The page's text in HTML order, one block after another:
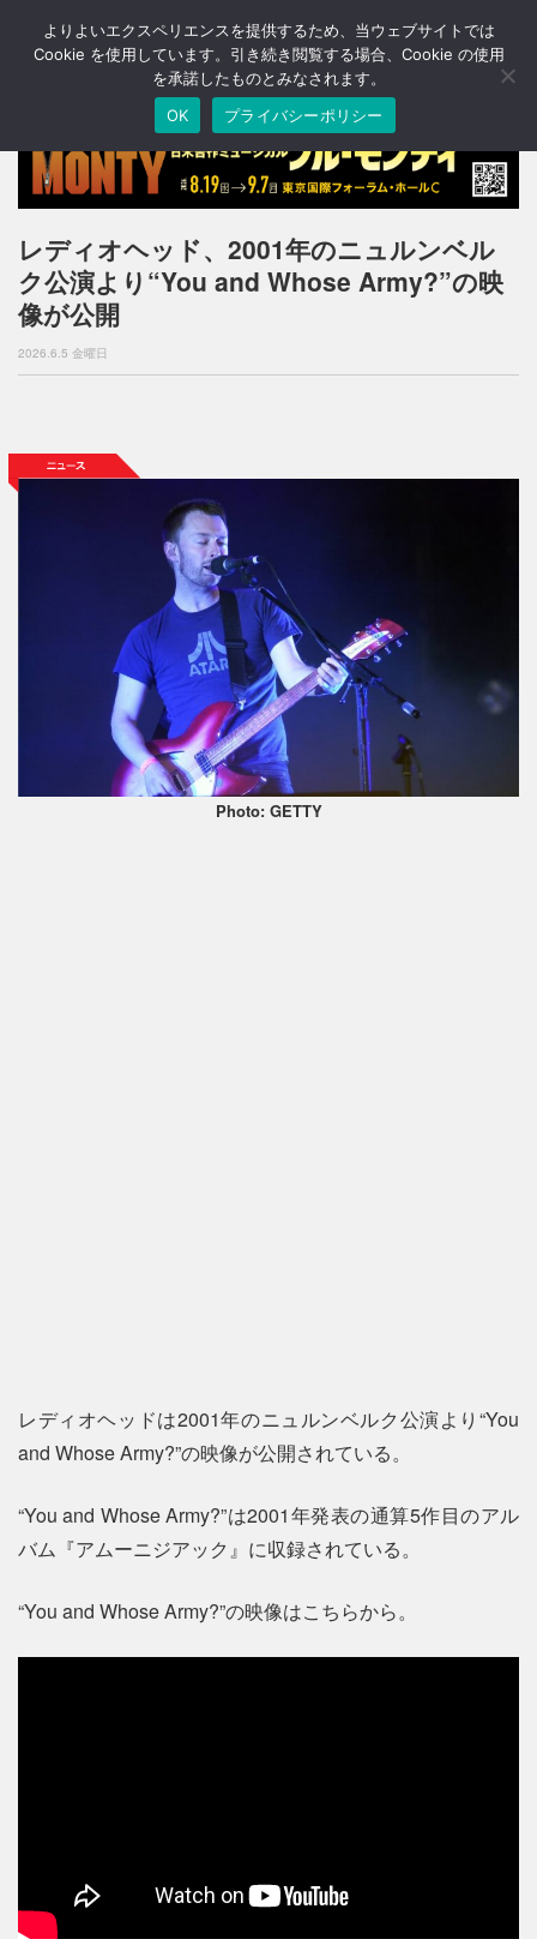
T
o
n
a
v
g
a
n
レディオヘッド、2001年のニュルンベル
ク公演より“You and Whose Army?”の映
像が公開
2026.6.5 金曜日
Photo: GETTY
レディオヘッドは2001年のニュルンベルク公演より“You
and Whose Army?”の映像が公開されている。
“You and Whose Army?”は2001年発表の通算5作目のアル
バム『アムーニジアック』に収録されている。
“You and Whose Army?”の映像はこちらから。
よりよいエクスペリエンスを提供するため、当ウェブサイトでは
Cookie を使用しています。引き続き閲覧する場合、Cookie の使用
を承諾したものとみなされます。
OK
プライバシーポリシー